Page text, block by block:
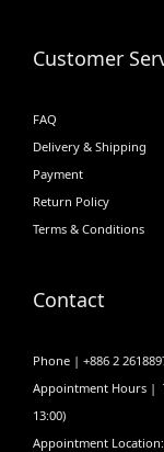
Customer
FAQ
Delivery & Shipping
Payment
Return Policy
Terms & Conditions
Contact
Phone | +886 2
Appointment Hours |
13:00)
Appointment